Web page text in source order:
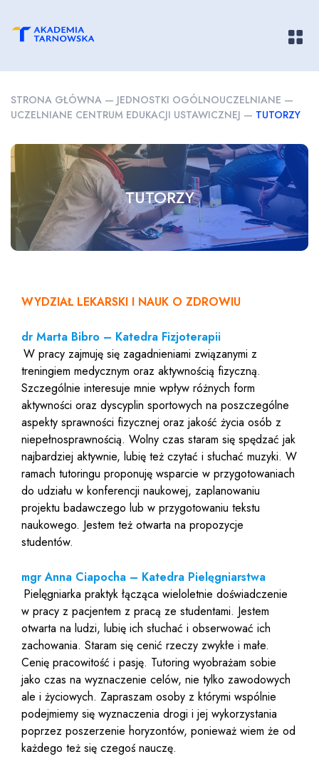
STRONA GŁÓWNA — JEDNOSTKI OGÓLNOUCZELNIANE —
UCZELNIANE CENTRUM EDUKACJI USTAWICZNEJ — TUTORZY
TUTORZY
WYDZIAŁ LEKARSKI I NAUK O ZDROWIU
dr Marta Bibro – Katedra Fizjoterapii
W pracy zajmuję się zagadnieniami związanymi z
treningiem medycznym oraz aktywnością fizyczną.
Szczególnie interesuje mnie wpływ różnych form
aktywności oraz dyscyplin sportowych na poszczególne
aspekty sprawności fizycznej oraz jakość życia osób z
niepełnosprawnością. Wolny czas staram się spędzać jak
najbardziej aktywnie, lubię też czytać i słuchać muzyki. W
ramach tutoringu proponuję wsparcie w przygotowaniach
do udziału w konferencji naukowej, zaplanowaniu
projektu badawczego lub w przygotowaniu tekstu
naukowego. Jestem też otwarta na propozycje
studentów.
mgr Anna Ciapocha – Katedra Pielęgniarstwa
Pielęgniarka praktyk łącząca wieloletnie doświadczenie
w pracy z pacjentem z pracą ze studentami. Jestem
otwarta na ludzi, lubię ich słuchać i obserwować ich
zachowania. Staram się cenić rzeczy zwykłe i małe.
Cenię pracowitość i pasję. Tutoring wyobrażam sobie
jako czas na wyznaczenie celów, nie tylko zawodowych
ale i życiowych. Zapraszam osoby z którymi wspólnie
podejmiemy się wyznaczenia drogi i jej wykorzystania
poprzez poszerzenie horyzontów, ponieważ wiem że od
każdego też się czegoś nauczę.